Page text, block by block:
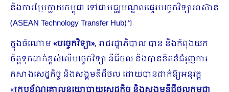
និងការប្រែក្លាយកម្ពុជា ទៅជាមជ្ឈមណ្ឌលផ្ទេរបច្ចេកវិទ្យាអាស៊ាន
(ASEAN Technology Transfer Hub)។
ក្នុងចំណោម«បច្ចេកវិទ្យា», រាជរដ្ឋាភិបាល បាន ​និង​កំពុងយក
ចិត្តទុកដាក់ខ្ពស់លើបច្ចេកវិទ្យា ឌីជីថល និង​​បានខិតខំជំរុញ​ការ
កសាងសេដ្ឋកិច្ច និងសង្គមឌីជីថល ដោយ​បានដាក់ឱ្យអនុវត្ត